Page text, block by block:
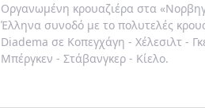
Οργανωμένη κρουαζιέρα στα
Έλληνα συνοδόμε το πολυτελές
Diadema σε Κοπεγχάγη - Χέλεσιλτ -
Μπέργκεν - Στάβανγκερ - Κίελο.